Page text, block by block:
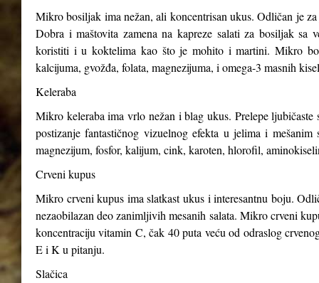
Mikro bosiljak ima nežan, ali koncentrisan ukus. Odličan je
Dobra i maštovita zamena na kapreze salati za bosiljak
koristiti i u koktelima kao što je mohito i martini. Mikro
kalcijuma, gvožđa, folata, magnezijuma, i omega-3 masnih
Keleraba
Mikro keleraba ima vrlo nežan i blag ukus. Prelepe
postizanje fantastičnog vizuelnog efekta u jelima i
magnezijum, fosfor, kalijum, cink, karoten, hlorofil,
Crveni kupus
Mikro crveni kupus ima slatkast ukus i interesantnu boju.
nezaobilazan deo zanimljivih mesanih salata. Mikro crveni
koncentraciju vitamin C, čak 40 puta veću od odraslog
E i K u pitanju.
Slačica